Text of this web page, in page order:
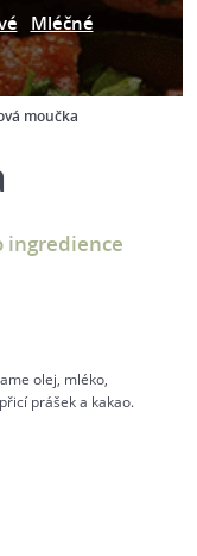
Mléčné
moučka
ingredience
olej, mléko,
prášek a kakao.